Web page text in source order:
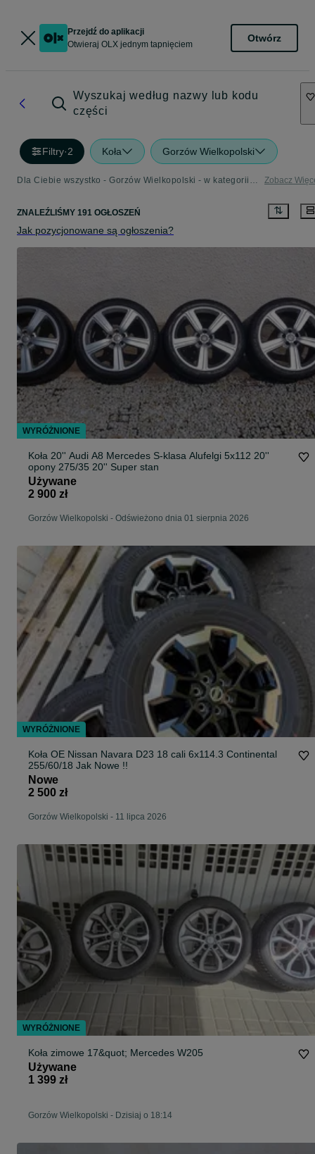
Przejdź do aplikacji
Otwieraj OLX jednym tapnięciem
Otwórz
Wyszukaj według nazwy lub kodu
części
Filtry·2 Koła Gorzów Wielkopolski
Dla Ciebie wszystko - Gorzów Wielkopolski - w kategorii Koła Zobacz
ZNALEŹLIŚMY 191 OGŁOSZEŃ
Jak pozycjonowane są ogłoszenia?
Koła 20'' Audi A8 Mercedes S-klasa Alufelgi 5x112 20''
opony 275/35 20'' Super stan
Używane
2 900 zł
Gorzów Wielkopolski - Odświeżono dnia 01 sierpnia 2026
Koła OE Nissan Navara D23 18 cali 6x114.3 Continental
255/60/18 Jak Nowe !!
Nowe
2 500 zł
Gorzów Wielkopolski - 11 lipca 2026
Koła zimowe 17&quot; Mercedes W205
Używane
1 399 zł
Gorzów Wielkopolski - Dzisiaj o 18:14
WYRÓŻNIONE
WYRÓŻNIONE
WYRÓŻNIONE